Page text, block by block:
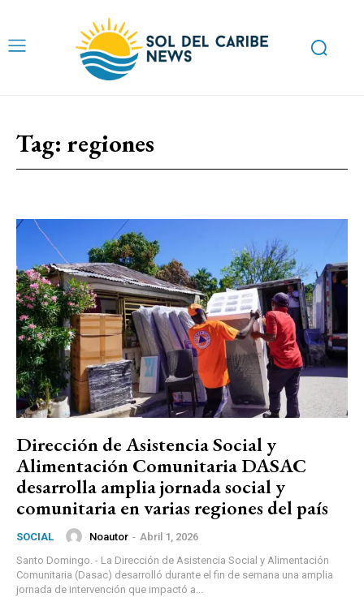
Tag: regiones
Dirección de Asistencia Social y
Alimentación Comunitaria DASAC
desarrolla amplia jornada social y
comunitaria en varias regiones del país
SOCIAL Noautor - Abril 1, 2026
Santo Domingo. - La Dirección de Asistencia Social y Alimentación
Comunitaria (Dasac) desarrolló durante el fin de semana una amplia
jornada de intervención que impactó a...